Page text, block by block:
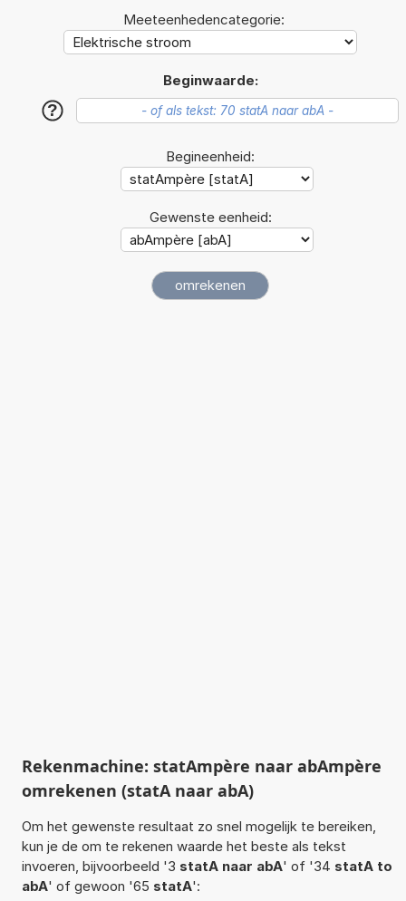
Meeteenhedencategorie:
Beginwaarde:
?
Begineenheid:
Gewenste eenheid:
Rekenmachine: statAmpère naar abAmpère
omrekenen (statA naar abA)
Om het gewenste resultaat zo snel mogelijk te bereiken,
kun je de om te rekenen waarde het beste als tekst
invoeren, bijvoorbeeld '3 statA naar abA' of '34 statA to
abA' of gewoon '65 statA':